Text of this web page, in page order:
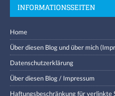
INFORMATIONSSEITEN
Home
Über diesen Blog und über mich
Datenschutzerklärung
Über diesen Blog / Impressum
Haftungsbeschränkung für verlinkte